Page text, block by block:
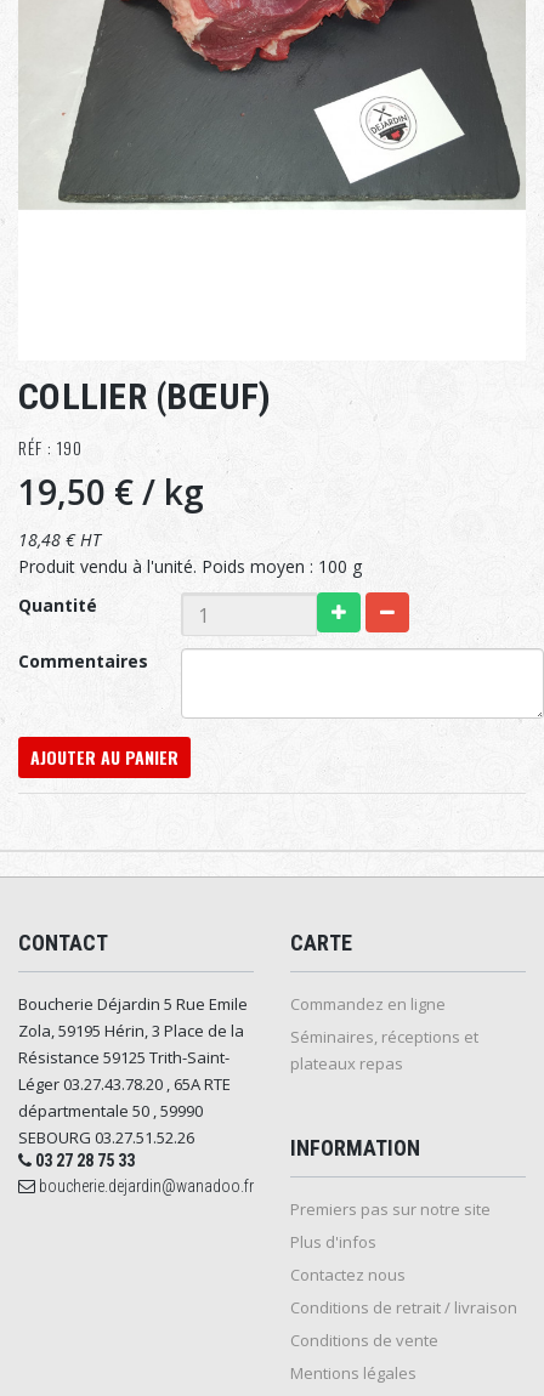
COLLIER (BŒUF)
RÉF : 190
19,50 €/ kg
18,48 € HT
Produit vendu à l'unité. Poids moyen : 100 g
Quantité
Commentaires
AJOUTER AU PANIER
CONTACT
Boucherie Déjardin 5 Rue Emile
Zola, 59195 Hérin, 3 Place de la
Résistance 59125 Trith-Saint-
Léger 03.27.43.78.20 , 65A RTE
départmentale 50 , 59990
SEBOURG 03.27.51.52.26
03 27 28 75 33
boucherie.dejardin@wanadoo.fr
CARTE
Commandez en ligne
Séminaires, réceptions et
plateaux repas
INFORMATION
Premiers pas sur notre site
Plus d'infos
Contactez nous
Conditions de retrait / livraison
Conditions de vente
Mentions légales